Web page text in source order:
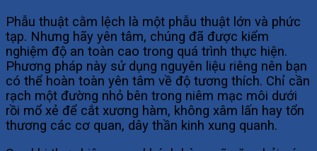
Phẫu thuật cằm lệch là một phẫu thuật lớn và phức
tạp. Nhưng hãy yên tâm, chúng đã được kiểm
nghiệm độ an toàn cao trong quá trình thực hiện.
Phương pháp này sử dụng nguyên liệu riêng nên bạn
có thể hoàn toàn yên tâm về độ tương thích. Chỉ cần
rạch một đường nhỏ bên trong niêm mạc môi dưới
rồi mổ xẻ để cắt xương hàm, không xâm lấn hay tổn
thương các cơ quan, dây thần kinh xung quanh.